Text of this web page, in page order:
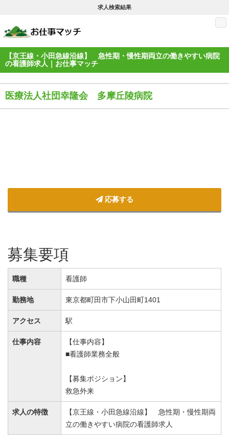
求人検索結果
【京王線・小田急線沿線】 急性期・慢性期両立の働きやすい病院
の看護師求人｜お仕事マッチ
医療法人社団幸隆会 多摩丘陵病院
応募する
募集要項
職種 看護師
勤務地 東京都町田市下小山田町1401
アクセス 駅
仕事内容
【仕事内容】
■看護師業務全般
【募集ポジション】
救急外来
求人の特徴
【京王線・小田急線沿線】 急性期・慢性期両
立の働きやすい病院の看護師求人